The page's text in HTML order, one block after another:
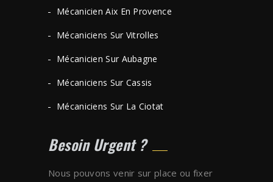
Mécanicien Aix En Provence
Mécaniciens Sur Vitrolles
Mécanicien Sur Aubagne
Mécaniciens Sur Cassis
Mécaniciens Sur La Ciotat
Besoin Urgent ?
Nous pouvons venir sur place ou fixer